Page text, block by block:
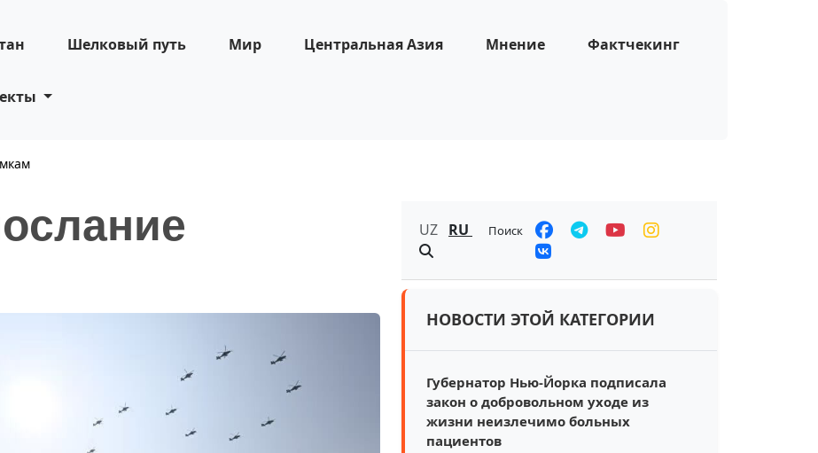
Шелковый путь Мир Центральная Азия Мнение Фактчекинг
UZ RU Поиск
НОВОСТИ ЭТОЙ КАТЕГОРИИ
Губернатор Нью-Йорка подписала
закон о добровольном уходе из
жизни неизлечимо больных
пациентов